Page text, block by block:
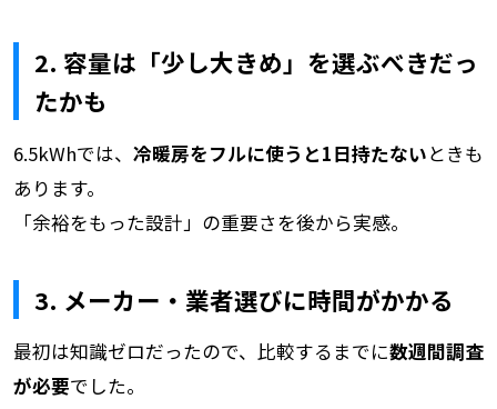
2. 容量は「少し大きめ」を選ぶべきだっ
たかも
6.5kWhでは、 冷暖房をフルに使うと1日持たないときも
あります。
「余裕をもった設計」の重要さを後から実感。
3. メーカー・業者選びに時間がかかる
最初は知識ゼロだったので、比較するまでに数週間調査
が必要でした。